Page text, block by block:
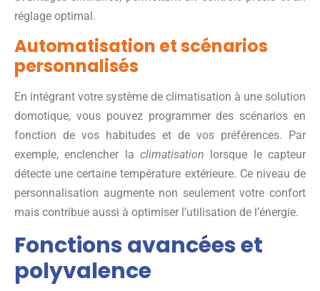
réglage optimal.
Automatisation et scénarios
personnalisés
En intégrant votre système de climatisation à une solution
domotique, vous pouvez programmer des scénarios en
fonction de vos habitudes et de vos préférences. Par
exemple, enclencher la climatisation lorsque le capteur
détecte une certaine température extérieure. Ce niveau de
personnalisation augmente non seulement votre confort
mais contribue aussi à optimiser l’utilisation de l’énergie.
Fonctions avancées et
polyvalence